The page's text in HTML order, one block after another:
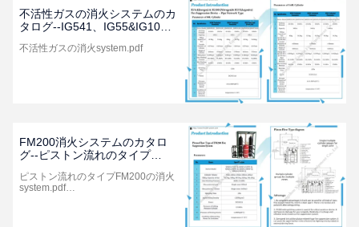
不活性ガスの消火システムのカ
タログ--IG541、IG55&IG100
不活性ガスの消火system.pdf
FM200消火システムのカタロ
グ--ピストン流れのタイプ
ピストン流れのタイプFM200の消火
system.pdf…